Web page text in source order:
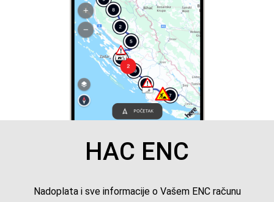
HAC ENC
Nadoplata i sve informacije o Vašem ENC računu